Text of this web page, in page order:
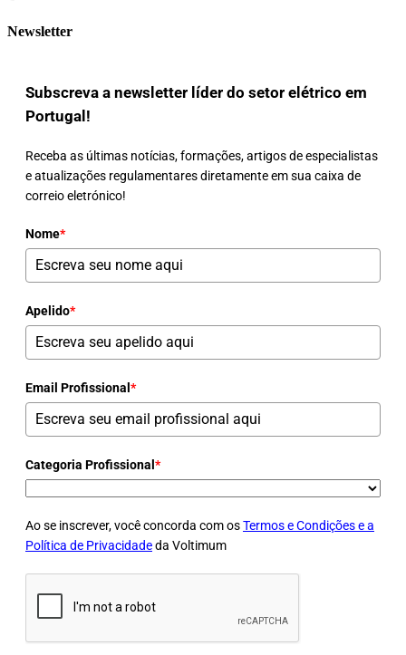
Newsletter
Subscreva a newsletter líder do setor elétrico em
Portugal!
Receba as últimas notícias, formações, artigos de especialistas
e atualizações regulamentares diretamente em sua caixa de
correio eletrónico!
Nome*
Apelido*
Email Profissional *
Categoria Profissional *
Ao se inscrever, você concorda com osTermos e Condições e a
Política de Privacidadeda Voltimum